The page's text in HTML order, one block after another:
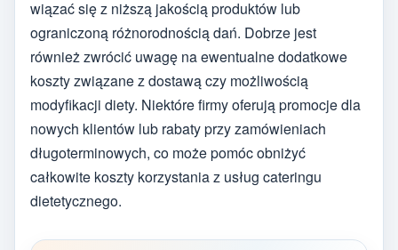
wiązać się z niższą jakością produktów lub
ograniczoną różnorodnością dań. Dobrze jest
również zwrócić uwagę na ewentualne dodatkowe
koszty związane z dostawą czy możliwością
modyfikacji diety. Niektóre firmy oferują promocje dla
nowych klientów lub rabaty przy zamówieniach
długoterminowych, co może pomóc obniżyć
całkowite koszty korzystania z usług cateringu
dietetycznego.